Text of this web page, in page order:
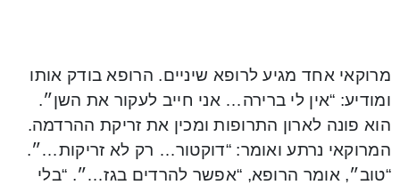
מרוקאי אחד מגיע לרופא שיניים. הרופא בודק אותו
ומודיע: “אין לי ברירה… אני חייב לעקור את השן״.
הוא פונה לארון התרופות ומכין את זריקת ההרדמה.
המרוקאי נרתע ואומר: “דוקטור… רק לא זריקות…״.
“טוב״, אומר הרופא, “אפשר להרדים בגז…״. “בלי